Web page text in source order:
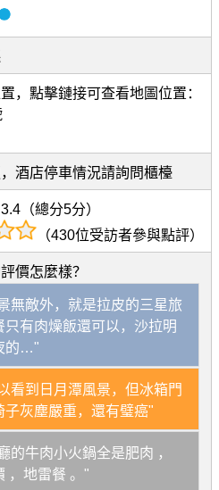
，點擊鏈接可查看地圖位置：
酒店停車情況請詢問櫃檯
（總分5分）
（430位受訪者參與點評）
價怎麼樣？
無敵外，就是拉皮的三星旅
只有肉燥飯還可以，沙拉明
的…"
看到日月潭風景，但冰箱門
子灰塵嚴重，還有璧癌"
的牛肉小火鍋全是肥肉 ，
，地雷餐 。"